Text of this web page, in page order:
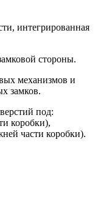
интегрированная
стороны.
механизмов и
замков.
под:
коробки),
части коробки).